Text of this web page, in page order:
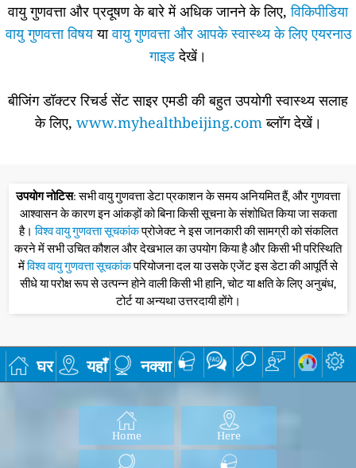
वायु गुणवत्ता और प्रदूषण के बारे में अधिक जानने के लिए,विकिपीडिया
वायु गुणवत्ता विषययावायु गुणवत्ता और आपके स्वास्थ्य के लिए एयरनाउ
गाइडदेखें।
बीजिंग डॉक्टर रिचर्ड सेंट साइर एमडी की बहुत उपयोगी स्वास्थ्य सलाह
के लिए, www.myhealthbeijing.comब्लॉग देखें।
उपयोग नोटिस: सभी वायु गुणवत्ता डेटा प्रकाशन के समय अनियमित हैं, और गुणवत्ता
आश्वासन के कारण इन आंकड़ों को बिना किसी सूचना के संशोधित किया जा सकता
है।विश्व वायु गुणवत्ता सूचकांकप्रोजेक्ट ने इस जानकारी की सामग्री को संकलित
करने में सभी उचित कौशल और देखभाल का उपयोग किया है और किसी भी परिस्थिति
मेंविश्व वायु गुणवत्ता सूचकांकपरियोजना दल या उसके एजेंट इस डेटा की आपूर्ति से
सीधे या परोक्ष रूप से उत्पन्न होने वाली किसी भी हानि, चोट या क्षति के लिए अनुबंध,
टोर्ट या अन्यथा उत्तरदायी होंगे।
घर यहाँ नक्शा
Home Here